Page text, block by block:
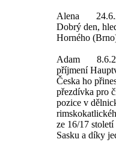
Alena
Dobrý den,
Horného
Adam
příjmení
Česka ho
přezdívka pro
pozice v
ze 16/17
Sasku a díky